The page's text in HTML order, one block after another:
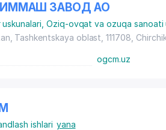
ЗАВОД АО
Oziq-ovqat va ozuqa sanoati
Tashkentskaya oblast, 111708,
ogcm.uz
ishlari yana